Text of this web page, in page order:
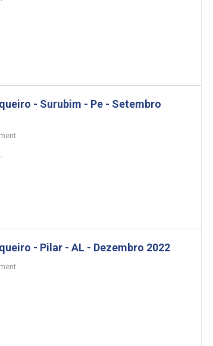
- Surubim - Pe - Setembro
- Pilar - AL - Dezembro 2022